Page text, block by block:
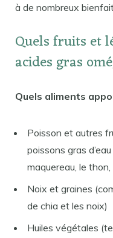
à de nombreux
Quels fruits et
acides gras
Quels aliments
Poisson et autres
poissons gras
maquereau, le
Noix et graines
de chia et les noix)
Huiles végétales